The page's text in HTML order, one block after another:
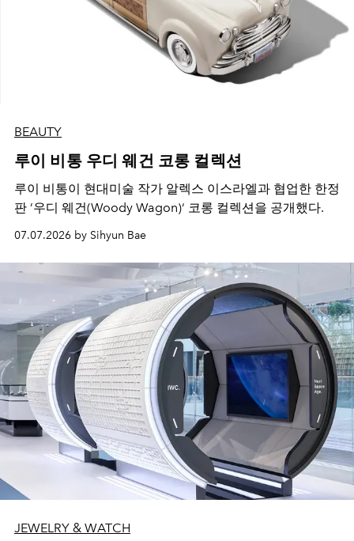
BEAUTY
루이 비통 우디 웨건 코롱 컬렉션
루이 비통이 현대미술 작가 알렉스 이스라엘과 협업한 한정
판 ’우디 웨건(Woody Wagon)‘ 코롱 컬렉션을 공개했다.
07.07.2026 by Sihyun Bae
JEWELRY & WATCH